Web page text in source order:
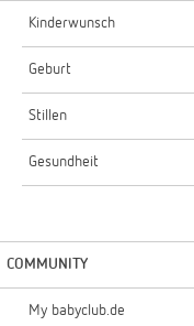
Kinderwunsch
Geburt
Stillen
Gesundheit
COMMUNITY
My babyclub.de